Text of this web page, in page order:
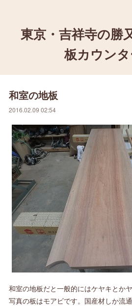
東京・吉祥寺の勝
板カウンタ
和室の地板
2016.02.09 02:54
和室の地板だと一般的にはケヤキとか
写真の板はモアビです。国産材しか流